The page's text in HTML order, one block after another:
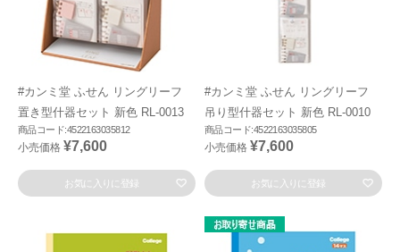
#カンミ堂 ふせん リングリーフ
置き型什器セット 新色 RL-0013
商品コード:4522163035812
小売価格 ¥7,600
お気に入りに登録
#カンミ堂 ふせん リングリーフ
吊り型什器セット 新色 RL-0010
商品コード:4522163035805
小売価格 ¥7,600
お気に入りに登録